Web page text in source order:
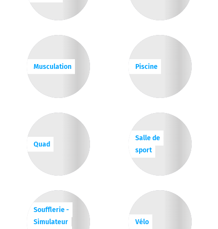
Musculation Piscine
Quad
Salle de
sport
Soufflerie -
Simulateur
Vélo